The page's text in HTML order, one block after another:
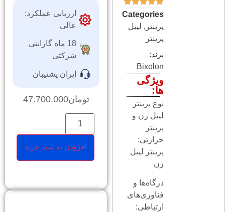
ارزیابی عملکرد:
عالی
18 ماه گارانتی
شرکتی
ایران پشتیبان
تومان47.700.000
افزودن به سبد خرید
Categories
پرینتر , ليبل
پرينتر
برند:
Bixolon
ویژگی
ها:
نوع پرینتر
لیبل زن و
پرینتر
حرارتی:
پرینتر لیبل
زن
درگاه‌ها و
فناوری‌های
ارتباطی: